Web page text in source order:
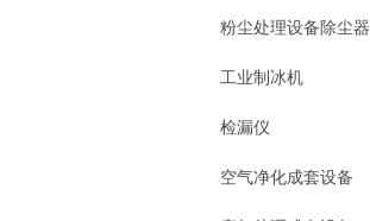
粉尘处理设备除尘器
工业制冰机
检漏仪
空气净化成套设备